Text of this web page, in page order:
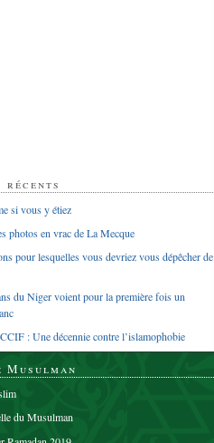
si vous y étiez
photos en vrac de La Mecque
pour lesquelles vous devriez vous dépêcher de
du Niger voient pour la première fois un
: Une décennie contre l’islamophobie
Musulman
du Musulman